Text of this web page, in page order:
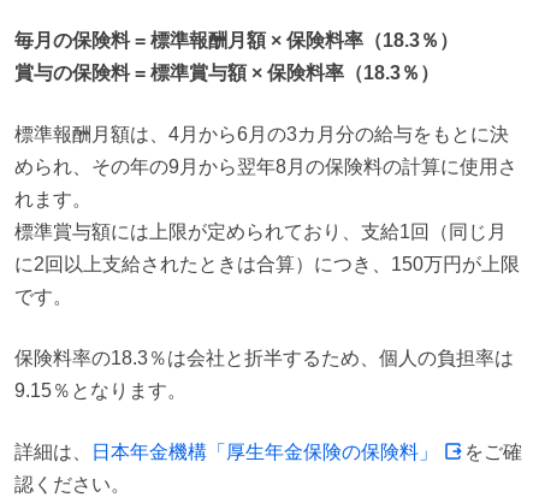
毎月の保険料 = 標準報酬月額 × 保険料率（18.3％）
賞与の保険料 = 標準賞与額 × 保険料率（18.3％）
標準報酬月額は、4月から6月の3カ月分の給与をもとに決
められ、その年の9月から翌年8月の保険料の計算に使用さ
れます。
標準賞与額には上限が定められており、支給1回（同じ月
に2回以上支給されたときは合算）につき、150万円が上限
です。
保険料率の18.3％は会社と折半するため、個人の負担率は
9.15％となります。
詳細は、 日本年金機構「厚生年金保険の保険料」
をご確
認ください。